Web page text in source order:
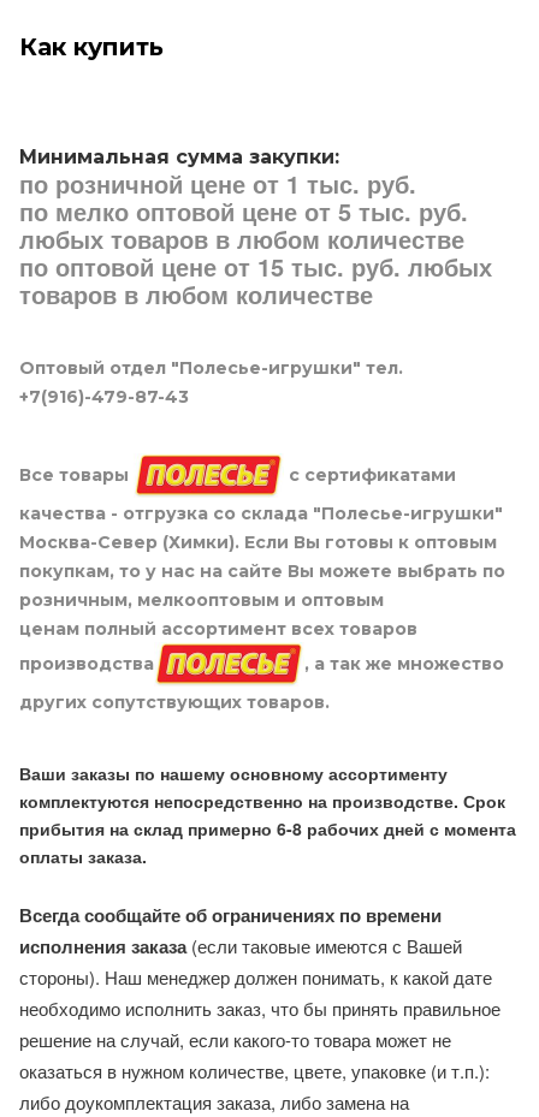
Как купить
Минимальная сумма закупки:
по розничной цене от 1 тыс. руб.
по мелко оптовой цене от 5 тыс. руб.
любых товаров в любом количестве
по оптовой цене от 15 тыс. руб. любых
товаров в любом количестве
Оптовый отдел "Полесье-игрушки" тел.
+7(916)-479-87-43
Все товары
с сертификатами
качества - отгрузка со склада "Полесье-игрушки"
Москва-Север (Химки). Если Вы готовы к оптовым
покупкам, то у нас на сайте Вы можете выбрать по
розничным, мелкооптовым и оптовым
ценам полный ассортимент всех товаров
производства
, а так же множество
других сопутствующих товаров.
Ваши заказы по нашему основному ассортименту
комплектуются непосредственно на производстве. Срок
прибытия на склад примерно 6-8 рабочих дней с момента
оплаты заказа.
Всегда сообщайте об ограничениях по времени
исполнения заказа(если таковые имеются с Вашей
стороны). Наш менеджер должен понимать, к какой дате
необходимо исполнить заказ, что бы принять правильное
решение на случай, если какого-то товара может не
оказаться в нужном количестве, цвете, упаковке (и т.п.):
либо доукомплектация заказа, либо замена на